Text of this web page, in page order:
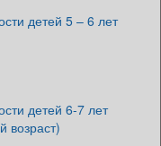
детей 5 – 6 лет
детей 6-7 лет
возраст)